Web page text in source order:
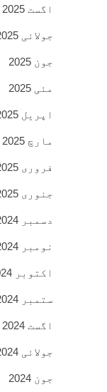
اگست 2025
جولائی 2025
جون 2025
مئی 2025
اپریل 2025
مارچ 2025
فروری 2025
جنوری 2025
دسمبر 2024
نومبر 2024
اکتوبر 2024
ستمبر 2024
اگست 2024
جولائی 2024
جون 2024